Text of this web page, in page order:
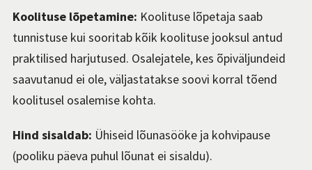
Koolituse lõpetamine: Koolituse lõpetaja saab
tunnistuse kui sooritab kõik koolituse jooksul antud
praktilised harjutused. Osalejatele, kes õpiväljundeid
saavutanud ei ole, väljastatakse soovi korral tõend
koolitusel osalemise kohta.
Hind sisaldab: Ühiseid lõunasööke ja kohvipause
(pooliku päeva puhul lõunat ei sisaldu).